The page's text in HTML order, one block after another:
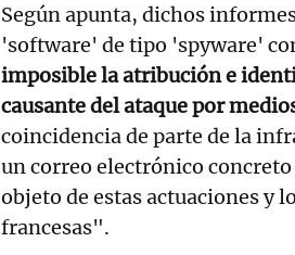
Según apunta, dichos
'software' de tipo 'spyware'
imposible la atribución e
causante del ataque por
coincidencia de parte de la
un correo electrónico
objeto de estas actuaciones y
francesas".